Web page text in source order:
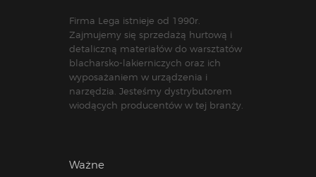
Firma Lega istnieje od 1990r.
Zajmujemy się sprzedażą hurtową i
detaliczną materiałów do warsztatów
blacharsko-lakierniczych oraz ich
wyposażaniem w urządzenia i
narzędzia. Jesteśmy dystrybutorem
wiodących producentów w tej branży.
Ważne